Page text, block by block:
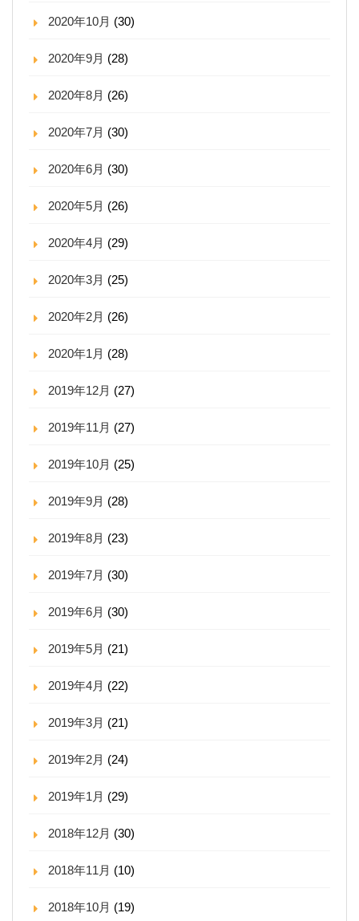
2020年10月 (30)
2020年9月 (28)
2020年8月 (26)
2020年7月 (30)
2020年6月 (30)
2020年5月 (26)
2020年4月 (29)
2020年3月 (25)
2020年2月 (26)
2020年1月 (28)
2019年12月 (27)
2019年11月 (27)
2019年10月 (25)
2019年9月 (28)
2019年8月 (23)
2019年7月 (30)
2019年6月 (30)
2019年5月 (21)
2019年4月 (22)
2019年3月 (21)
2019年2月 (24)
2019年1月 (29)
2018年12月 (30)
2018年11月 (10)
2018年10月 (19)